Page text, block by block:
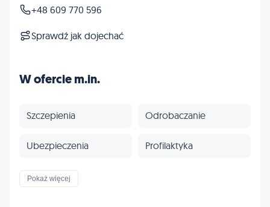
+48 609 770 596
Sprawdź jak dojechać
W ofercie m.in.
Szczepienia Odrobaczanie
Ubezpieczenia Profilaktyka
Inne
Pokaż więcej